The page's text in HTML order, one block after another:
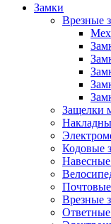
Замки
Врезные
Защелки
Кодовые
Врезные